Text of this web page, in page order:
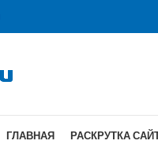
ГЛАВНАЯ РАСКРУТКА